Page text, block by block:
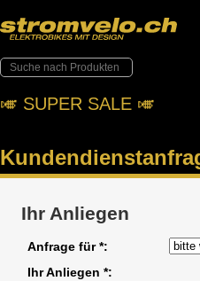
🎺︎ SUPER SALE 🎺︎
Ihr Anliegen
Anfrage für *
Ihr Anliegen *